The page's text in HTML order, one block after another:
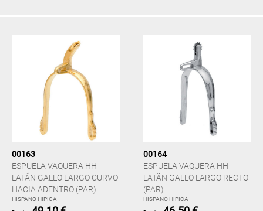
00163
ESPUELA VAQUERA HH
LATÃN GALLO LARGO CURVO
HACIA ADENTRO (PAR)
HISPANO HIPICA
00164
ESPUELA VAQUERA HH
LATÃN GALLO LARGO RECTO
(PAR)
HISPANO HIPICA